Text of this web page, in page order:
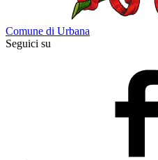
Comune di Urbana
Seguici su